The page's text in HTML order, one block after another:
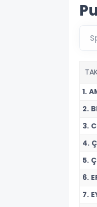
1.
2.
3.
4.
5.
6.
7.